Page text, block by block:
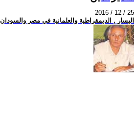
2016 / 12 / 25
اليسار , الديمقراطية والعلمانية في مصر والسودان